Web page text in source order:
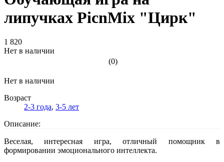
липучках PicnMix "Цирк"
1 820
Нет в наличии
(0)
Нет в наличии
Возраст
2-3 года, 3-5 лет
Описание:
Веселая, интересная игра, отличный помощник в
формировании эмоционального интеллекта.